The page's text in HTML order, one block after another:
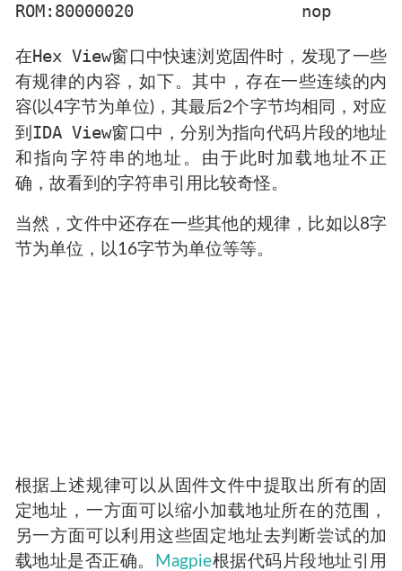
ROM:80000020                 nop
在Hex View窗口中快速浏览固件时，发现了一些
有规律的内容，如下。其中，存在一些连续的内
容(以4字节为单位)，其最后2个字节均相同，对应
到 IDA View窗口中，分别为指向代码片段的地址
和指向字符串的地址。由于此时加载地址不正
确，故看到的字符串引用比较奇怪。
当然，文件中还存在一些其他的规律，比如以8字
节为单位，以16字节为单位等等。
根据上述规律可以从固件文件中提取出所有的固
定地址，一方面可以缩小加载地址所在的范围，
另一方面可以利用这些固定地址去判断尝试的加
载地址是否正确。
Magpie根据代码片段地址引用